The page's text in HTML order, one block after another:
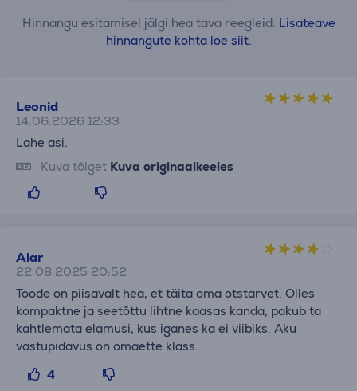
Hinnangu esitamisel jälgi hea tava reegleid. Lisateave
hinnangute kohta loe siit.
Leonid
14.06.2026 12:33
Lahe asi.
Kuva tõlget Kuva originaalkeeles
Alar
22.08.2025 20:52
Toode on piisavalt hea, et täita oma otstarvet. Olles
kompaktne ja seetõttu lihtne kaasas kanda, pakub ta
kahtlemata elamusi, kus iganes ka ei viibiks. Aku
vastupidavus on omaette klass.
4